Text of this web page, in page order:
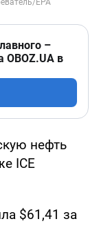
–
OBOZ.UA в
нефть
ICE
$61,41 за